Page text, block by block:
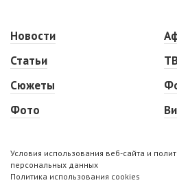
Новости
Статьи
Сюжеты
Фото
Условия использования веб-сайта и
персональных данных
Политика использования cookies